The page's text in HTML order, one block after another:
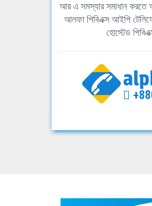
আর এ সমস্যার সমাধান করতে
আলফা পিবিএক্স আইপি
হোস্টেড